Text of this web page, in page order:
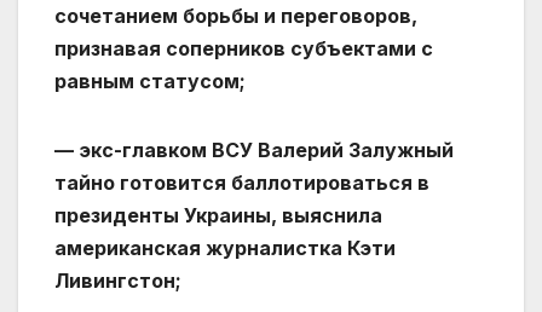
сочетанием борьбы и переговоров,
признавая соперников субъектами с
равным статусом;
— экс-главком ВСУ Валерий Залужный
тайно готовится баллотироваться в
президенты Украины, выяснила
американская журналистка Кэти
Ливингстон;